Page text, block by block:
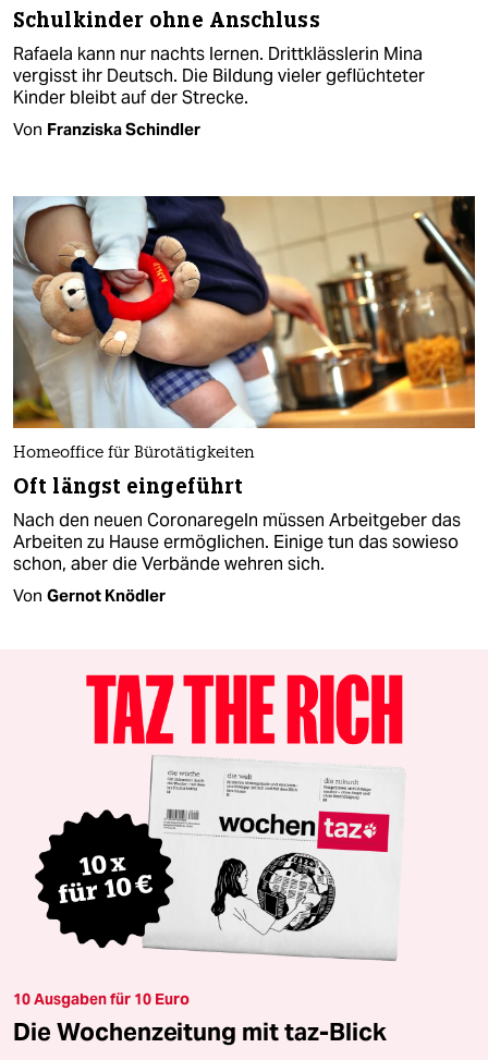
Schulkinder ohne Anschluss
Rafaela kann nur nachts lernen. Drittklässlerin Mina
vergisst ihr Deutsch. Die Bildung vieler geflüchteter
Kinder bleibt auf der Strecke.
Von Franziska Schindler
Homeoffice für Bürotätigkeiten
Oft längst eingeführt
Nach den neuen Coronaregeln müssen Arbeitgeber das
Arbeiten zu Hause ermöglichen. Einige tun das sowieso
schon, aber die Verbände wehren sich.
Von Gernot Knödler
10 Ausgaben für 10 Euro
Die Wochenzeitung mit taz-Blick